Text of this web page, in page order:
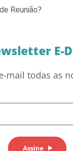
Reunião?
E-
mail todas as